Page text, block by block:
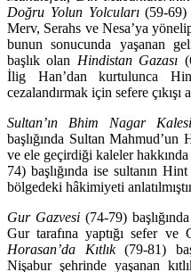
Doğru Yolun Yolcuları(59-69)
Merv, Serahs ve Nesa’ya
bunun sonucunda yaşanan
başlık olan Hindistan Gazası
İlig Han’dan kurtulunca
cezalandırmak için sefere çıkışı
Sultan’ın Bhim Nagar
başlığında Sul­tan Mahmud’un
ve ele geçirdiği kaleler
74) başlığında ise sultanın
bölgedeki hâkimiyeti
Gur Gazvesi (74-79)
Gur tarafına yaptığı sefer ve
Horasan’da Kıtlık(79-81)
Nişabur şehrinde yaşanan